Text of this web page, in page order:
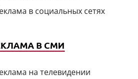
в социальных сетях
В СМИ
на телевидении